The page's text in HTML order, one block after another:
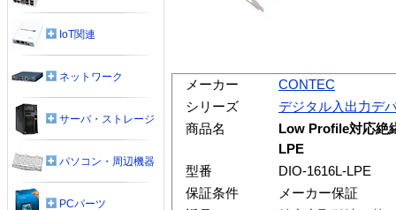
メーカー
CONTEC
シリーズ
デジタル入出力デ
商品名
Low Profile対応絶
LPE
型番
DIO-1616L-LPE
保証条件
メーカー保証
IoT関連
ネットワーク
サーバ・ストレージ
パソコン・周辺機器
PCパーツ